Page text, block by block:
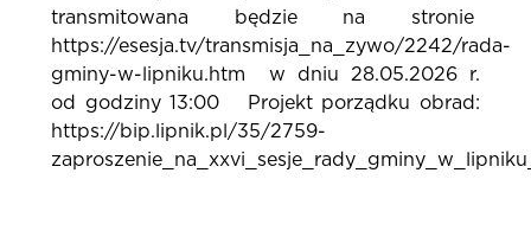
transmitowana będzie na stronie
https://esesja.tv/transmisja_na_zywo/2242/rada-
gminy-w-lipniku.htm w dniu 28.05.2026 r.
od godziny 13:00 Projekt porządku obrad:
https://bip.lipnik.pl/35/2759-